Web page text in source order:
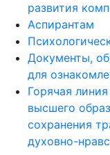
развития
Аспирантам
Документы,
для
Горячая
высшего
сохранения
духовно-